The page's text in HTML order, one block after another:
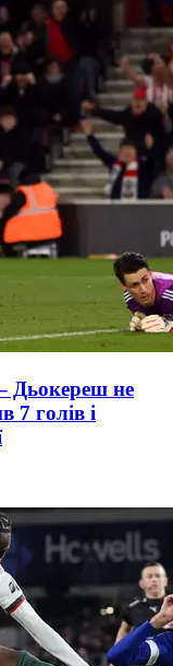
Дьокереш не
7 голів і